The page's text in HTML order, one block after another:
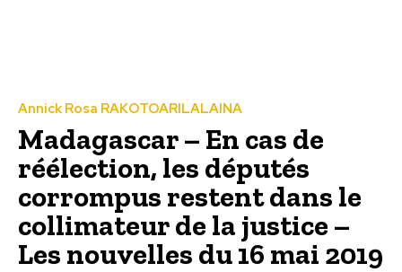
Annick Rosa RAKOTOARILALAINA
Madagascar – En cas de
réélection, les députés
corrompus restent dans le
collimateur de la justice –
Les nouvelles du 16 mai 2019